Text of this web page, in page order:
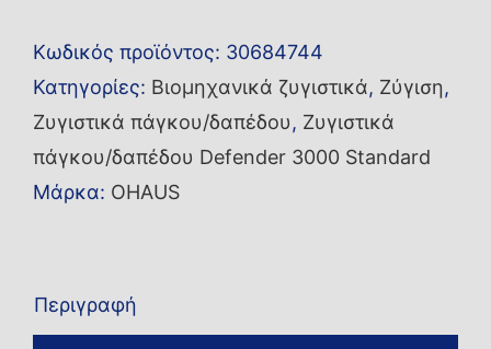
i-
D33P60B1L2
ποσότητα
Κωδικός προϊόντος: 30684744
Κατηγορίες: Βιομηχανικά ζυγιστικά, Ζύγιση,
Ζυγιστικά πάγκου/δαπέδου, Ζυγιστικά
πάγκου/δαπέδου Defender 3000 Standard
Μάρκα: OHAUS
Περιγραφή